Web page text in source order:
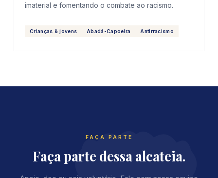
imaterial e fomentando o combate ao racismo.
Crianças & jovens Abadá-Capoeira Antirracismo
FAÇA PARTE
Faça parte dessa alcateia.